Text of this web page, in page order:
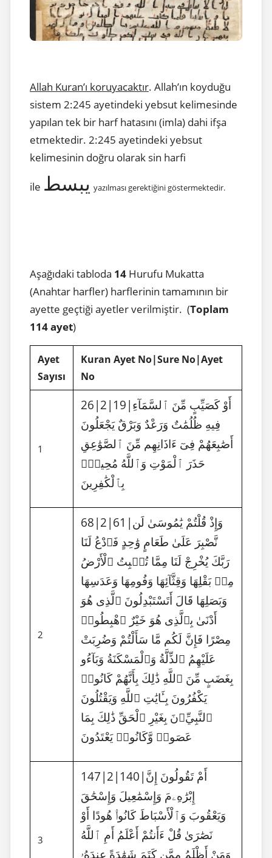
Allah Kuran’ı koruyacaktır. Allah’ın koyduğu
sistem 2:245 ayetindeki yebsut kelimesinde
yapılan tek bir harf hatasını (imla) dahi ifşa
etmektedir. 2:245 ayetindeki yebsut
kelimesinin doğru olarak sin harfi
ile يبسط yazılması gerektiğini göstermektedir.
Aşağıdaki tabloda 14 Hurufu Mukatta
(Anahtar harfler) harflerinin tamamının bir
ayette geçtiği ayetler verilmiştir. (Toplam
114 ayet)
Ayet
Sayısı
Kuran Ayet No|Sure No|Ayet
No
1
26|2|19|أَوْ كَصَيِّبٍ مِّنَ ٱلسَّمَآءِ
فِيهِ ظُلُمَٰتٌ وَرَعْدٌ وَبَرْقٌ يَجْعَلُونَ
أَصَٰبِعَهُمْ فِىٓ ءَاذَانِهِم مِّنَ ٱلصَّوَٰعِقِ
حَذَرَ ٱلْمَوْتِ وَٱللَّهُ مُحِيطٌۢ
بِٱلْكَٰفِرِينَ
2
68|2|61|وَإِذْ قُلْتُمْ يَٰمُوسَىٰ لَن
نَّصْبِرَ عَلَىٰ طَعَامٍ وَٰحِدٍ فَٱدْعُ لَنَا
رَبَّكَ يُخْرِجْ لَنَا مِمَّا تُنۢبِتُ ٱلْأَرْضُ
مِنۢ بَقْلِهَا وَقِثَّآئِهَا وَفُومِهَا وَعَدَسِهَا
وَبَصَلِهَا قَالَ أَتَسْتَبْدِلُونَ ٱلَّذِى هُوَ
أَدْنَىٰ بِٱلَّذِى هُوَ خَيْرٌ ٱهْبِطُوا۟
مِصْرًا فَإِنَّ لَكُم مَّا سَأَلْتُمْ وَضُرِبَتْ
عَلَيْهِمُ ٱلذِّلَّةُ وَٱلْمَسْكَنَةُ وَبَآءُو
بِغَضَبٍ مِّنَ ٱللَّهِ ذَٰلِكَ بِأَنَّهُمْ كَانُوا۟
يَكْفُرُونَ بِـَٔايَٰتِ ٱللَّهِ وَيَقْتُلُونَ
ٱلنَّبِيِّۦنَ بِغَيْرِ ٱلْحَقِّ ذَٰلِكَ بِمَا
عَصَوا۟ وَّكَانُوا۟ يَعْتَدُونَ
3
147|2|140|أَمْ تَقُولُونَ إِنَّ
إِبْرَٰهِۦمَ وَإِسْمَٰعِيلَ وَإِسْحَٰقَ
وَيَعْقُوبَ وَٱلْأَسْبَاطَ كَانُوا۟ هُودًا أَوْ
نَصَٰرَىٰ قُلْ ءَأَنتُمْ أَعْلَمُ أَمِ ٱللَّهُ
وَمَنْ أَظْلَمُ مِمَّن كَتَمَ شَهَٰدَةً عِندَهُۥ